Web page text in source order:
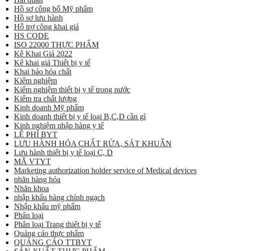
Hồ sơ công bố Mỹ phẩm
Hồ sơ lưu hành
Hỗ trợ công khai giá
HS CODE
ISO 22000 THỰC PHẨM
Kê Khai Giá 2022
Kê khai giá Thiết bị y tế
Khai báo hóa chất
Kiểm nghiệm
Kiểm nghiệm thiết bị y tế trong nước
Kiểm tra chất lượng
Kinh doanh Mỹ phẩm
Kinh doanh thiết bị y tế loại B,C,D cần gì
Kinh nghiệm nhập hàng y tế
LỆ PHÍ BYT
LƯU HÀNH HÓA CHẤT RỬA, SÁT KHUẨN
Lưu hành thiết bị y tế loại C, D
MÃ VTYT
Marketing authorization holder service of Medical devices
nhãn hàng hóa
Nhãn khoa
nhập khẩu hàng chính ngạch
Nhập khẩu mỹ phẩm
Phân loại
Phân loại Trang thiết bị y tế
Quảng cáo thực phẩm
QUẢNG CÁO TTBYT